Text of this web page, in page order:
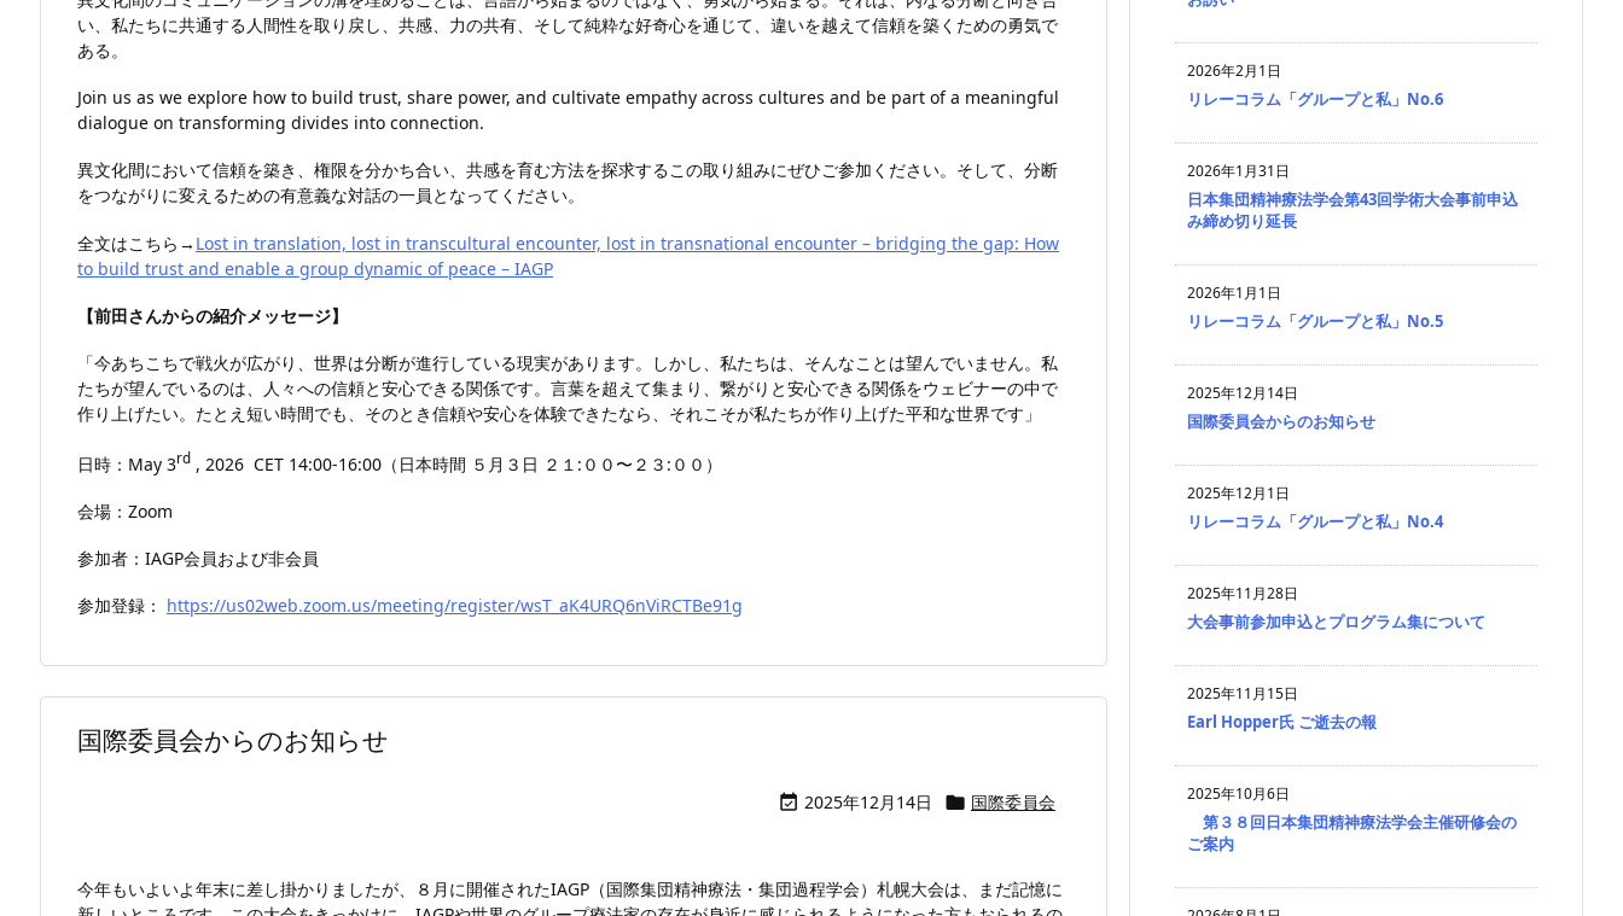
い、私たちに共通する人間性を取り戻し、共感、力の共有、そして純粋な好奇心を通じて、違いを越えて信頼を築くための勇気で
ある。
Join us as we explore how to build trust, share power, and cultivate empathy across cultures and be part of a meaningful
dialogue on transforming divides into connection.
異文化間において信頼を築き、権限を分かち合い、共感を育む方法を探求するこの取り組みにぜひご参加ください。そして、分断
をつながりに変えるための有意義な対話の一員となってください。
全文はこちら→ Lost in translation, lost in transcultural encounter, lost in transnational encounter – bridging the gap: How
to build trust and enable a group dynamic of peace – IAGP
【前田さんからの紹介メッセージ】
「今あちこちで戦火が広がり、世界は分断が進行している現実があります。しかし、私たちは、そんなことは望んでいません。私
たちが望んでいるのは、人々への信頼と安心できる関係です。言葉を超えて集まり、繋がりと安心できる関係をウェビナーの中で
作り上げたい。たとえ短い時間でも、そのとき信頼や安心を体験できたなら、それこそが私たちが作り上げた平和な世界です」
日時：May 3rd , 2026 CET 14:00-16:00（日本時間 ５月３日 ２１:００〜２３:００）
会場：Zoom
参加者：IAGP会員および非会員
参加登録： https://us02web.zoom.us/meeting/register/wsT_aK4URQ6nViRCTBe91g
国際委員会からのお知らせ
 2025年12月14日  国際委員会
今年もいよいよ年末に差し掛かりましたが、８月に開催されたIAGP（国際集団精神療法・集団過程学会）札幌大会は、まだ記憶に
2026年2月1日
リレーコラム「グループと私」No.6
2026年1月31日
日本集団精神療法学会第43回学術大会事前申込
み締め切り延長
2026年1月1日
リレーコラム「グループと私」No.5
2025年12月14日
国際委員会からのお知らせ
2025年12月1日
リレーコラム「グループと私」No.4
2025年11月28日
大会事前参加申込とプログラム集について
2025年11月15日
Earl Hopper氏 ご逝去の報
2025年10月6日
第３８回日本集団精神療法学会主催研修会の
ご案内